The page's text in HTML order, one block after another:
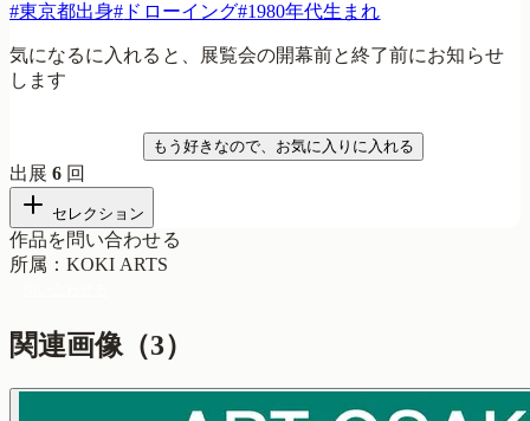
#東京都出身# ドローイング#1980年代生まれ
気になるに入れると、展覧会の開幕前と終了前にお知らせ
します
もう好きなので、お気に入りに入れる
出展6 回
セレクション
作品を問い合わせる
所属 ：KOKI ARTS
関連画像（3）